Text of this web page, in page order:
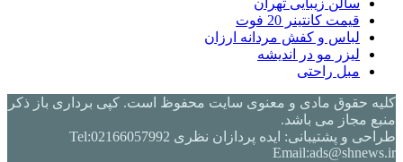
سالن زیبایی تهران
قیمت کانتینر 20 فوت
لباس و کفش مردانه ارزان
لیزر مو در اندیشه
مبل راحتی
کلیه حقوق مادی و معنوی سایت محفوظ است. کپی برداری باز ذکر
منبع مجاز می باشد.
طراحی و پشتیبانی: ایده پردازان نظری Tel:02166057992
Email:ads@shnews.ir